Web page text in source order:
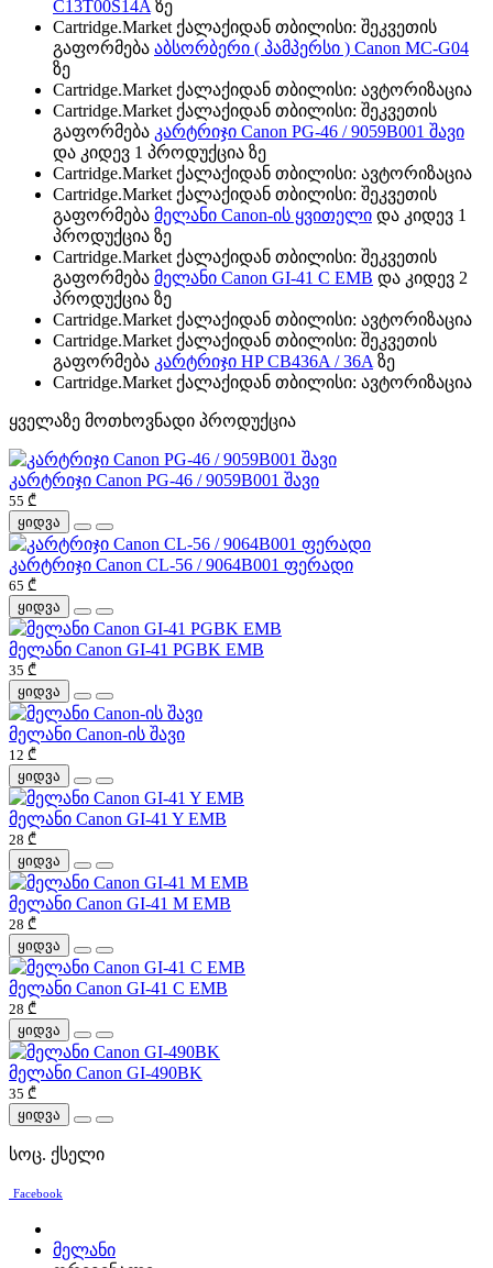
C13T00S14A ზე
Cartridge.Market ქალაქიდან თბილისი: შეკვეთის
გაფორმება აბსორბერი ( პამპერსი ) Canon MC-G04
ზე
Cartridge.Market ქალაქიდან თბილისი: ავტორიზაცია
Cartridge.Market ქალაქიდან თბილისი: შეკვეთის
გაფორმება კარტრიჯი Canon PG-46 / 9059B001 შავი
და კიდევ 1 პროდუქცია ზე
Cartridge.Market ქალაქიდან თბილისი: ავტორიზაცია
Cartridge.Market ქალაქიდან თბილისი: შეკვეთის
გაფორმება მელანი Canon-ის ყვითელი და კიდევ 1
პროდუქცია ზე
Cartridge.Market ქალაქიდან თბილისი: შეკვეთის
გაფორმება მელანი Canon GI-41 C EMB და კიდევ 2
პროდუქცია ზე
Cartridge.Market ქალაქიდან თბილისი: ავტორიზაცია
Cartridge.Market ქალაქიდან თბილისი: შეკვეთის
გაფორმება კარტრიჯი HP CB436A / 36A ზე
Cartridge.Market ქალაქიდან თბილისი: ავტორიზაცია
ყველაზე მოთხოვნადი პროდუქცია
კარტრიჯი Canon PG-46 / 9059B001 შავი
55 ₾
ყიდვა
კარტრიჯი Canon CL-56 / 9064B001 ფერადი
65 ₾
ყიდვა
მელანი Canon GI-41 PGBK EMB
35 ₾
ყიდვა
მელანი Canon-ის შავი
12 ₾
ყიდვა
მელანი Canon GI-41 Y EMB
28 ₾
ყიდვა
მელანი Canon GI-41 M EMB
28 ₾
ყიდვა
მელანი Canon GI-41 C EMB
28 ₾
ყიდვა
მელანი Canon GI-490BK
35 ₾
ყიდვა
სოც. ქსელი
Facebook
მელანი